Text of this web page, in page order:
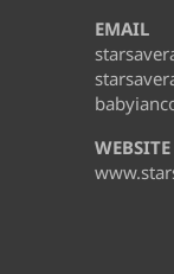
EMAIL
WEBSITE